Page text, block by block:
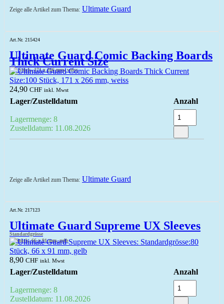
Zeige alle Artikel zum Thema: Ultimate Guard
Art.Nr. 215424
Ultimate Guard Comic Backing Boards
Thick Current Size
100 Stück, 171 x 266 mm, weiss
24,90 CHF inkl. Mwst
Lager/Zustelldatum Anzahl
Lagermenge: 8
Zustelldatum: 11.08.2026
Zeige alle Artikel zum Thema: Ultimate Guard
Art.Nr. 217123
Ultimate Guard Supreme UX Sleeves
Standardgrösse
80 Stück, 66 x 91 mm, gelb
8,90 CHF inkl. Mwst
Lager/Zustelldatum Anzahl
Lagermenge: 8
Zustelldatum: 11.08.2026